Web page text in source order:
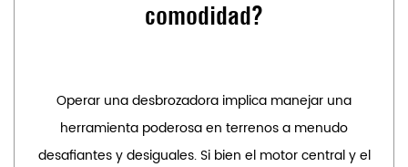
comodidad?
Operar una desbrozadora implica manejar una
herramienta poderosa en terrenos a menudo
desafiantes y desiguales. Si bien el motor central y el